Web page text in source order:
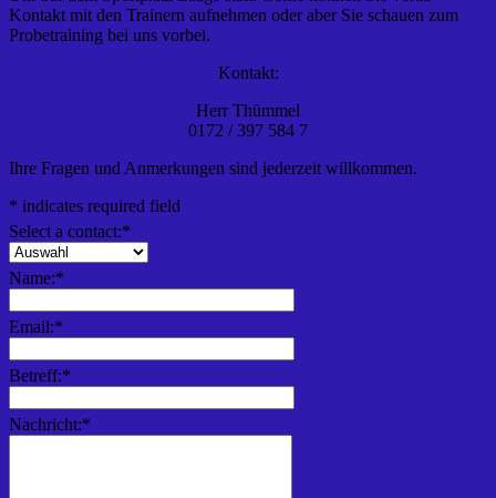
Kontakt mit den Trainern aufnehmen oder aber Sie schauen zum
Probetraining bei uns vorbei.
Kontakt:
Herr Thümmel
0172 / 397 584 7
Ihre Fragen und Anmerkungen sind jederzeit willkommen.
* indicates required field
Select a contact:*
Name:*
Email:*
Betreff:*
Nachricht:*